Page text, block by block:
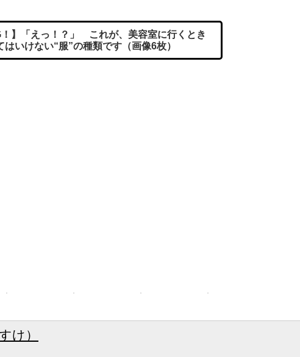
】「えっ！？」 これが、美容室に行くとき
はいけない“服”の種類です（画像6枚）
け）